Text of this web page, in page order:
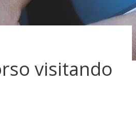
visitando